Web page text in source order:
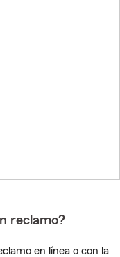
reclamo?
en línea o con la